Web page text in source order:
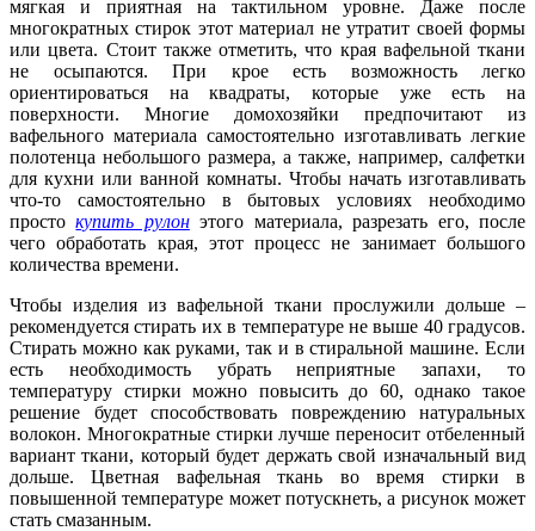
мягкая и приятная на тактильном уровне. Даже после
многократных стирок этот материал не утратит своей формы
или цвета. Стоит также отметить, что края вафельной ткани
не осыпаются. При крое есть возможность легко
ориентироваться на квадраты, которые уже есть на
поверхности. Многие домохозяйки предпочитают из
вафельного материала самостоятельно изготавливать легкие
полотенца небольшого размера, а также, например, салфетки
для кухни или ванной комнаты. Чтобы начать изготавливать
что-то самостоятельно в бытовых условиях необходимо
простокупить рулонэтого материала, разрезать его, после
чего обработать края, этот процесс не занимает большого
количества времени.
Чтобы изделия из вафельной ткани прослужили дольше –
рекомендуется стирать их в температуре не выше 40 градусов.
Стирать можно как руками, так и в стиральной машине. Если
есть необходимость убрать неприятные запахи, то
температуру стирки можно повысить до 60, однако такое
решение будет способствовать повреждению натуральных
волокон. Многократные стирки лучше переносит отбеленный
вариант ткани, который будет держать свой изначальный вид
дольше. Цветная вафельная ткань во время стирки в
повышенной температуре может потускнеть, а рисунок может
стать смазанным.